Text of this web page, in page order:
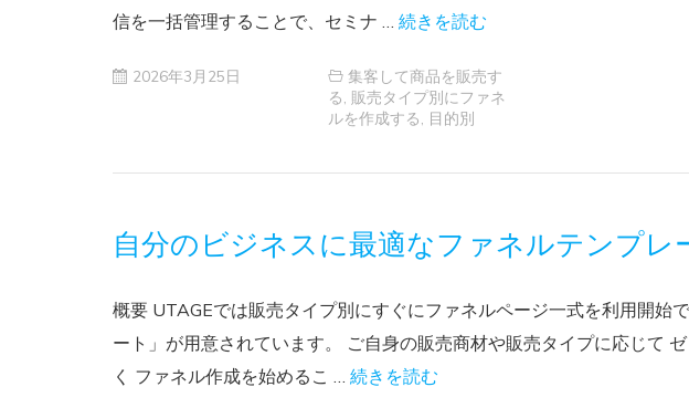
信を一括管理することで、セミナ … 続きを読む
2026年3月25日
集客して商品を販売す
る 販売タイプ別にファネ
ルを作成する
目的別
自分のビジネスに最適なファネルテンプレ
概要 UTAGEでは販売タイプ別にすぐにファネルページ一式を利用開始
ート」が用意されています。 ご自身の販売商材や販売タイプに応じて
く ファネル作成を始めるこ … 続きを読む